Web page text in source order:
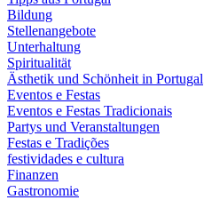
Bildung
Stellenangebote
Unterhaltung
Spiritualität
Ästhetik und Schönheit in Portugal
Eventos e Festas
Eventos e Festas Tradicionais
Partys und Veranstaltungen
Festas e Tradições
festividades e cultura
Finanzen
Gastronomie